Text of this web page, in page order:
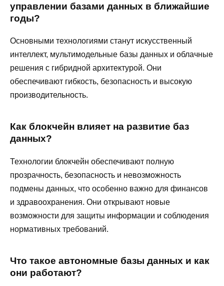
управлении базами данных в ближайшие
годы?
Основными технологиями станут искусственный
интеллект, мультимодельные базы данных и облачные
решения с гибридной архитектурой. Они
обеспечивают гибкость, безопасность и высокую
производительность.
Как блокчейн влияет на развитие баз
данных?
Технологии блокчейн обеспечивают полную
прозрачность, безопасность и невозможность
подмены данных, что особенно важно для финансов
и здравоохранения. Они открывают новые
возможности для защиты информации и соблюдения
нормативных требований.
Что такое автономные базы данных и как
они работают?